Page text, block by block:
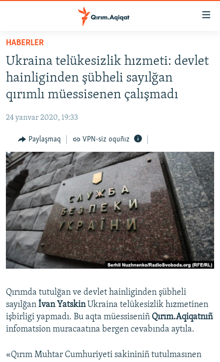
Esas
qaytmaq
Baş
navigatsiyağa
qaytmaq
Qıdıruvğa
qaytmaq
HABERLER
SİYASET
İQTİSADİYAT
MEDENİYET
İNSAN AQLARI
VİDEO
SÜRET
BLOGLAR
FİKİR
Русский
Українською
RFE/RS bütün saytları
HABERLER
Ukraina telükesizlik hızmeti: devlet
hainliginden şübheli sayılğan
qırımlı müessisenen çalışmadı
24 yanvar 2020, 19:33
Paylaşmaq VPN-siz oquñız
Qırımda tutulğan ve devlet hainliginden şübheli
sayılğan İvan Yatskin Ukraina telükesizlik hızmetinen
işbirligi yapmadı. Bu aqta müessiseniñ Qırım.Aqiqatnıñ
infomatsion muracaatına bergen cevabında aytıla.
«Qırım Muhtar Cumhuriyeti sakininiñ tutulmasınen